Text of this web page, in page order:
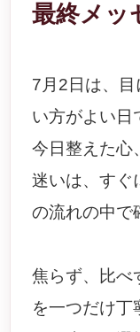
最終メッ
7月2日は、
い方がよい日
今日整えた心
迷いは、すぐ
の流れの中で
焦らず、比べ
を一つだけ丁